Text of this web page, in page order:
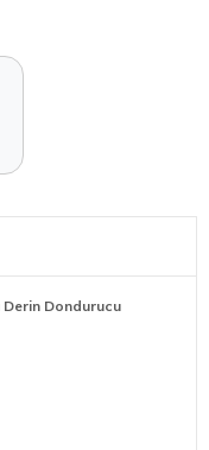
Derin Dondurucu